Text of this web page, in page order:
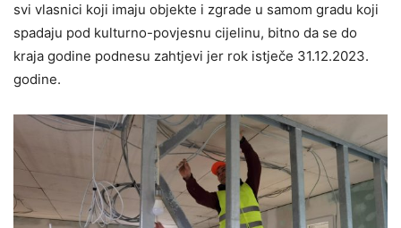
svi vlasnici koji imaju objekte i zgrade u samom gradu koji
spadaju pod kulturno-povjesnu cijelinu, bitno da se do
kraja godine podnesu zahtjevi jer rok istječe 31.12.2023.
godine.